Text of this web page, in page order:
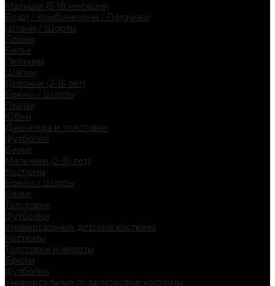
Малыши (3-18 месяцев)
Боди / Комбинезоны / Ползунки
Штаны / Шорты
Платья
Белье
Пеленки
Шапки
Девочки (2-16 лет)
Брюки / Шорты
Платья
Юбки
Джемпера и толстовки
Футболки
Белье
Мальчики (2-16 лет)
Костюмы
Брюки / Шорты
Белье
Толстовки
Футболки
Универсальные детские костюмы
Костюмы
Толстовки и жилеты
Брюки
Футболки
Универсальные подростковые костюмы